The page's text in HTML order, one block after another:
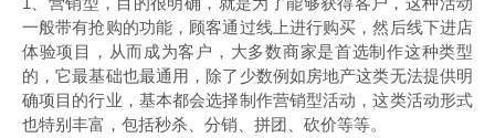
一般带有抢购的功能，顾客通过线上进行购买，然后线下进店
体验项目，从而成为客户，大多数商家是首选制作这种类型
的，它最基础也最通用，除了少数例如房地产这类无法提供明
确项目的行业，基本都会选择制作营销型活动，这类活动形式
也特别丰富，包括秒杀、分销、拼团、砍价等等。